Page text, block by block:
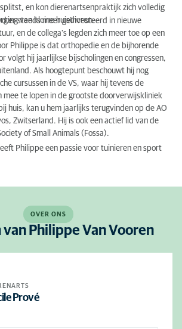
en kon dierenartsenpraktijk zich volledig
van kleine huisdieren.
er steeds meer geïnvesteerd in nieuwe
en de collega's legden zich meer toe op een
Philippe is dat orthopedie en de bijhorende
volgt hij jaarlijkse bijscholingen en congressen,
Als hoogtepunt beschouwt hij nog
cursussen in de VS, waar hij tevens de
mee te lopen in de grootste doorverwijskliniek
huis, kan u hem jaarlijks terugvinden op de AO
Zwitserland. Hij is ook een actief lid van de
of Small Animals (Fossa).
Philippe een passie voor tuinieren en sport
OVER ONS
van Philippe Van Vooren
Prové